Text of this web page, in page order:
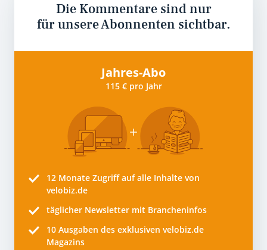
Die Kommentare sind nur
für unsere Abonnenten sichtbar.
Jahres-Abo
115 € pro Jahr
12 Monate Zugriff auf alle Inhalte von
velobiz.de
täglicher Newsletter mit Brancheninfos
10 Ausgaben des exklusiven velobiz.de
Magazins